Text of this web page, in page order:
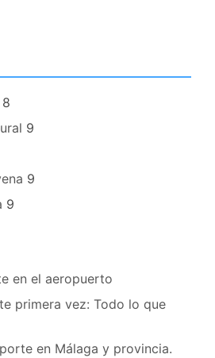
8
9
9
9
en el aeropuerto
primera vez: Todo lo que
en Málaga y provincia.